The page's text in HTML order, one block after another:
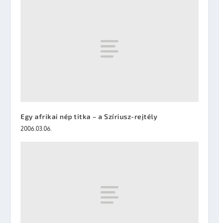
Egy afrikai nép titka – a Szíriusz-rejtély
2006.03.06.